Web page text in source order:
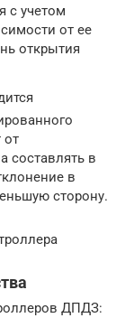
с учетом
от ее
открытия
от
составлять в
в
сторону.
ДПДЗ: